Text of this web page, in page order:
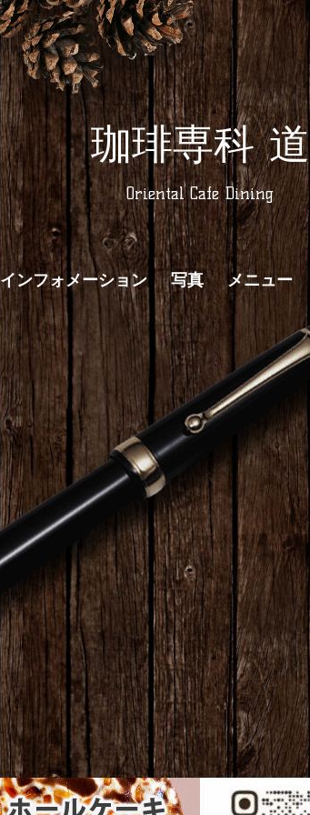
珈琲専科 道
Oriental Cafe Dining
インフォメーション 写真 メニュー